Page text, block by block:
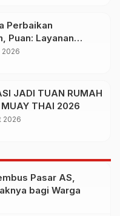
Perbaikan
Puan: Layanan
Kehilangan
2026
JADI TUAN RUMAH
MUAY THAI 2026
2026
Pasar AS,
bagi Warga